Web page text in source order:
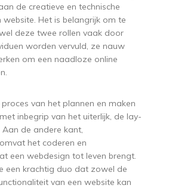
de creatieve en technische
website. Het is belangrijk om te
deze twee rollen vaak door
worden vervuld, ze nauw
om een naadloze online
van het plannen en maken
inbegrip van het uiterlijk, de lay-
de andere kant,
het coderen en
een webdesign tot leven brengt.
een krachtig duo dat zowel de
van een website kan